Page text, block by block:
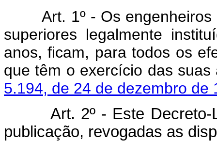
Art. 1º - Os engenheiros
superiores legalmente
anos, ficam, para todos os
que têm o exercício das
5.194, de 24 de dezembro de
Art. 2º - Este Decreto-
publicação, revogadas as